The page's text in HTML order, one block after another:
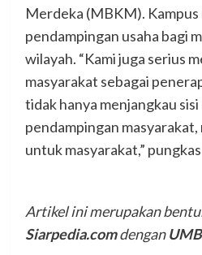
Merdeka (MBKM).
pendampingan usaha bagi
wilayah. “Kami juga serius
masyarakat sebagai
tidak hanya menjangkau
pendampingan
untuk masyarakat,”
Artikel ini merupakan
Siarpedia.comdengan